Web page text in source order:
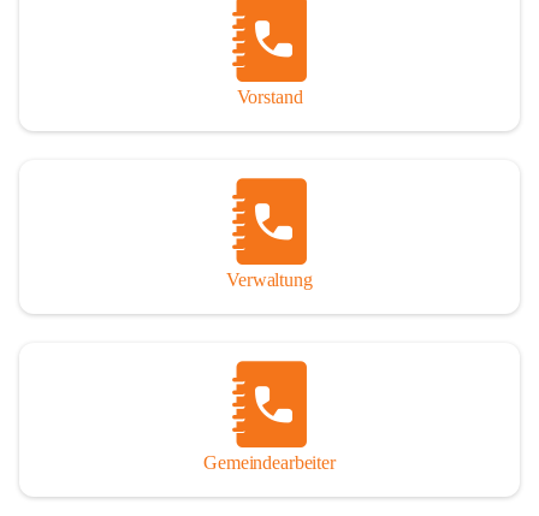
Vorstand
Verwaltung
Gemeindearbeiter